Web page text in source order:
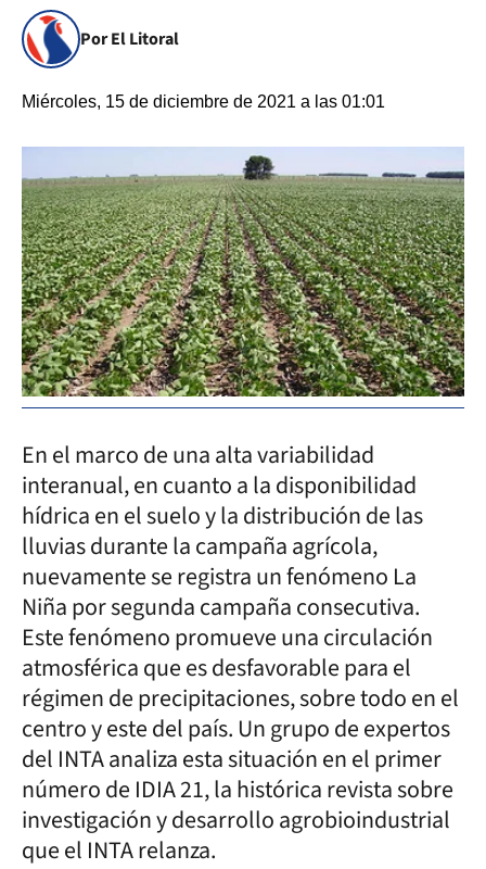
Por El Litoral
Miércoles, 15 de diciembre de 2021 a las 01:01
En el marco de una alta variabilidad
interanual, en cuanto a la disponibilidad
hídrica en el suelo y la distribución de las
lluvias durante la campaña agrícola,
nuevamente se registra un fenómeno La
Niña por segunda campaña consecutiva.
Este fenómeno promueve una circulación
atmosférica que es desfavorable para el
régimen de precipitaciones, sobre todo en el
centro y este del país. Un grupo de expertos
del INTA analiza esta situación en el primer
número de IDIA 21, la histórica revista sobre
investigación y desarrollo agrobioindustrial
que el INTA relanza.